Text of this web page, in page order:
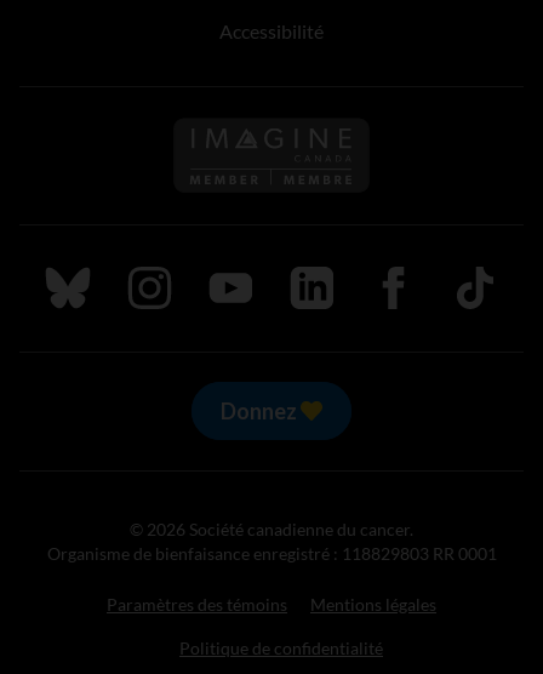
Accessibilité
Suivez nous sur Bluesky
Suivez nous sur Instagram
Suivez nous sur Youtube
Suivez nous sur LinkedIn
Suivez nous sur
TikTok
Donnez
© 2026 Société canadienne du cancer.
Organisme de bienfaisance enregistré : 118829803 RR 0001
Paramètres des témoins Mentions légales
Politique de confidentialité